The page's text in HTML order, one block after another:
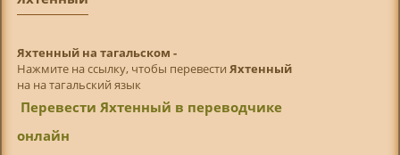
Яхтенный на тагальском -
Нажмите на ссылку, чтобы перевести Яхтенный
на на тагальский язык
Перевести Яхтенный в переводчике
онлайн